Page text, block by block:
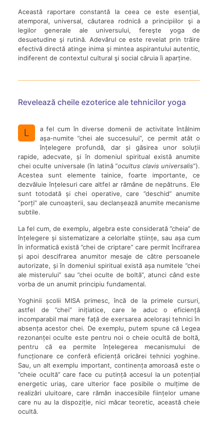
Această raportare constantă la ceea ce este esențial,
atemporal, universal, căutarea rodnică a principiilor şi a
legilor generale ale universului, fereşte yoga de
desuetudine şi rutină. Adevărul ce este revelat prin trăire
efectivă directă atinge inima și mintea aspirantului autentic,
indiferent de contextul cultural şi social căruia îi aparține.
Revelează cheile ezoterice ale tehnicilor yoga
L
a fel cum în diverse domenii de activitate întâlnim
așa-numite ”chei ale succesului”, ce permit atât o
înțelegere profundă, dar și găsirea unor soluții
rapide, adecvate, și în domeniul spiritual există anumite
chei oculte universale (în latină ”ocultus clavis universalis”).
Acestea sunt elemente tainice, foarte importante, ce
dezvăluie înțelesuri care altfel ar rămâne de nepătruns. Ele
sunt totodată și chei operative, care ”deschid” anumite
”porți” ale cunoașterii, sau declanșează anumite mecanisme
subtile.
La fel cum, de exemplu, algebra este considerată ”cheia” de
înțelegere și sistematizare a celorlalte științe, sau așa cum
în informatică există ”chei de criptare” care permit încifrarea
și apoi descifrarea anumitor mesaje de către persoanele
autorizate, și în domeniul spiritual există așa numitele ”chei
ale misterului” sau ”chei oculte de boltă”, atunci când este
vorba de un anumit principiu fundamental.
Yoghinii școlii MISA primesc, încă de la primele cursuri,
astfel de ”chei” inițiatice, care le aduc o eficiență
incomparabil mai mare față de exersarea acelorași tehnici în
absența acestor chei. De exemplu, putem spune că Legea
rezonanței oculte este pentru noi o cheie ocultă de boltă,
pentru că ea permite înțelegerea mecanismului de
funcționare ce conferă eficiență oricărei tehnici yoghine.
Sau, un alt exemplu important, continența amoroasă este o
”cheie ocultă” care face cu putință accesul la un potențial
energetic uriaș, care ulterior face posibile o mulțime de
realizări uluitoare, care rămân inaccesibile ființelor umane
care nu au la dispoziție, nici măcar teoretic, această cheie
ocultă.